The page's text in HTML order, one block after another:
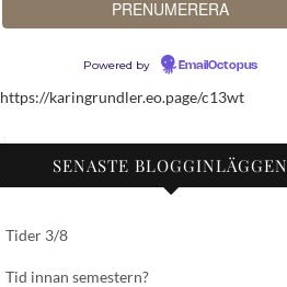
Powered by EmailOctopus
https://karingrundler.eo.page/c13wt
SENASTE BLOGGINLÄGGEN
Tider 3/8
Tid innan semestern?